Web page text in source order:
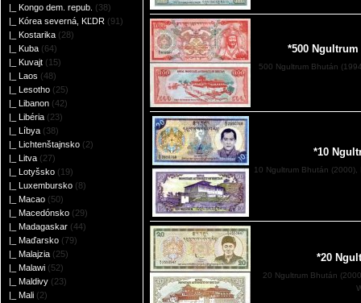
|_ Kongo dem. repub. (38)
|_ Kórea severná, KĽDR (91)
|_ Kostarika (28)
|_ Kuba (64)
|_ Kuvajt (15)
|_ Laos (48)
|_ Lesotho (25)
|_ Libanon (42)
|_ Libéria (23)
|_ Líbya (38)
|_ Lichtenštajnsko (2)
|_ Litva (27)
|_ Lotyšsko (19)
|_ Luxembursko (8)
|_ Macao (50)
|_ Macedónsko (29)
|_ Madagaskar (44)
|_ Maďarsko (79)
|_ Malajzia (25)
|_ Malawi (52)
|_ Maldivy (23)
|_ Mali (2)
*500 Ngultrum
500 Ngultrum Bhután
*10
10 Ngultrum Bhután
*20
20 Ngultrum Bhután